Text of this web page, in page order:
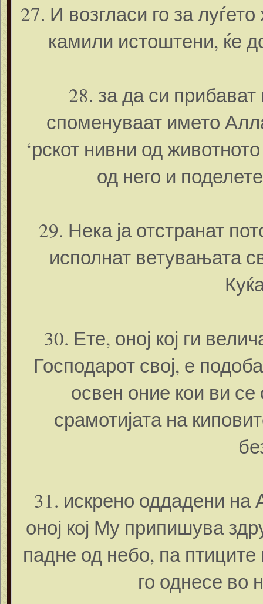
27. И возгласи го за
камили истоштени, ќе
28. за да си
споменуваат името
‘рскот нивни од
од него и
29. Нека ја отстранат
исполнат ветувањата
30. Ете, оној кој ги
Господарот свој, е
освен оние кои ви се
срамотијата на
31. искрено оддадени на
оној кој Му припишува
падне од небо, па птиците
го однесе во